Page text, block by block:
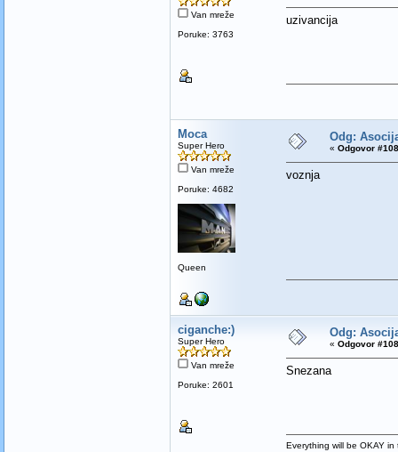
Van mreže
Poruke: 3763
uzivancija
Moca
Super Hero
Van mreže
Poruke: 4682
Queen
Odg:
« Odgovor
voznja
ciganche:)
Super Hero
Van mreže
Poruke: 2601
Odg:
« Odgovor
Snezana
Everything will be OKAY